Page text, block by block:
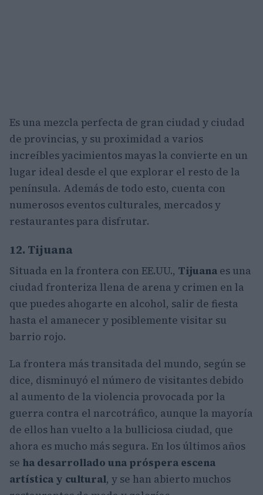
Es una mezcla perfecta de gran ciudad y ciudad
de provincias, y su proximidad a varios
increíbles yacimientos mayas la convierte en un
lugar ideal desde el que explorar el resto de la
península. Además de todo esto, cuenta con
numerosos eventos culturales, mercados y
restaurantes para disfrutar.
12. Tijuana
Situada en la frontera con EE.UU., Tijuana es una
ciudad fronteriza llena de arena y crimen en la
que puedes ahogarte en alcohol, salir de fiesta
hasta el amanecer y posiblemente visitar su
barrio rojo.
La frontera más transitada del mundo, según se
dice, disminuyó el número de visitantes debido
al aumento de la violencia provocada por la
guerra contra el narcotráfico, aunque la mayoría
de ellos han vuelto a la bulliciosa ciudad, que
ahora es mucho más segura. En los últimos años
se ha desarrollado una próspera escena
artística y cultural, y se han abierto muchos